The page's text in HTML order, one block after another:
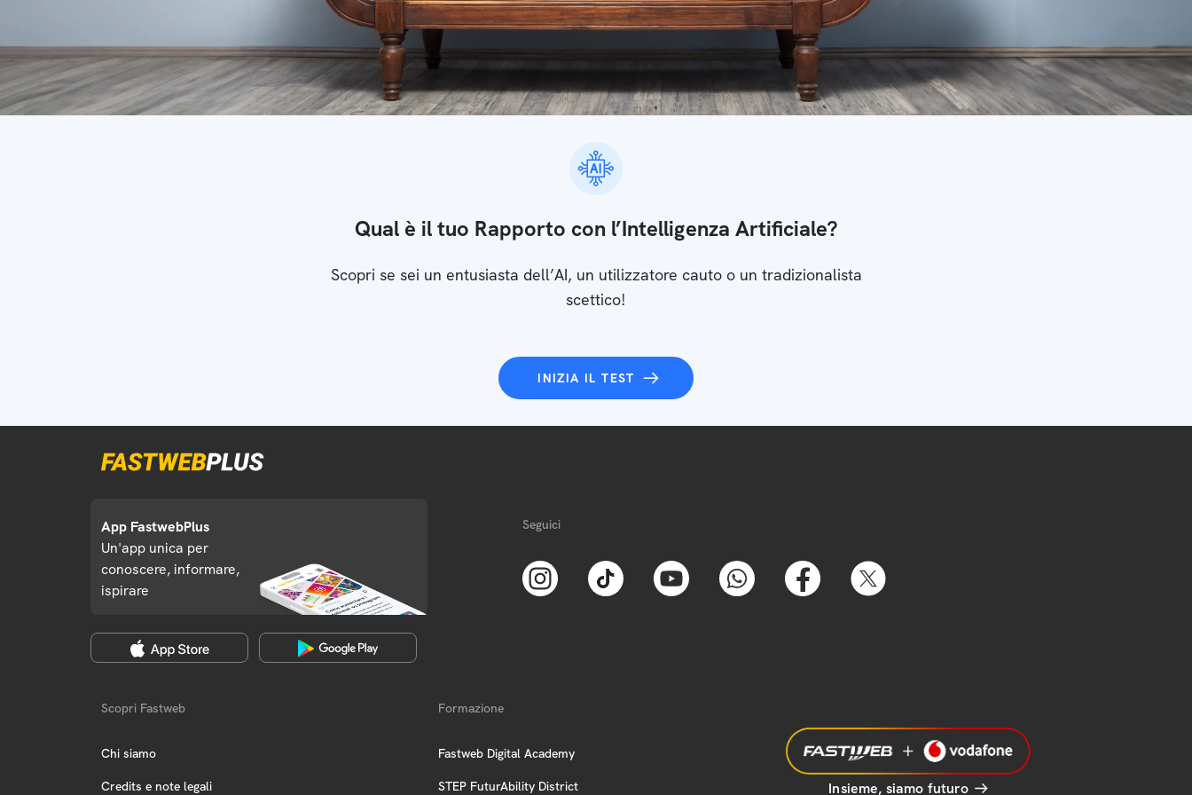
Qual è il tuo Rapporto con l’Intelligenza Artificiale?
Scopri se sei un entusiasta dell’AI, un utilizzatore cauto o un tradizionalista
scettico!
INIZIA IL TEST
App FastwebPlus
Un'app unica per
conoscere, informare,
ispirare
Seguici
Scopri Fastweb
Chi siamo
Credits e note legali
Formazione
Fastweb Digital Academy
STEP FuturAbility District Insieme, siamo futuro